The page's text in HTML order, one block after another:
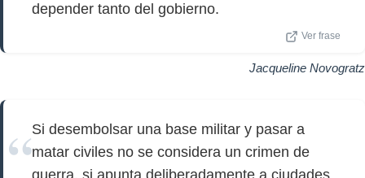
depender tanto del gobierno.
Ver frase
Jacqueline Novogratz
Si desembolsar una base militar y pasar a
matar civiles no se considera un crimen de
guerra, si apunta deliberadamente a ciudades